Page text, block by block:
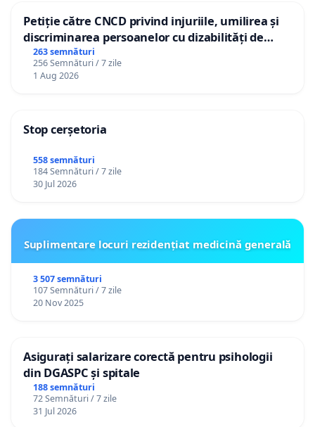
Petiție către CNCD privind injuriile, umilirea și
discriminarea persoanelor cu dizabilități de
către utilizatorul TikTok „Gorici”
263 semnături
256 Semnături / 7 zile
1 Aug 2026
Stop cerșetoria
558 semnături
184 Semnături / 7 zile
30 Jul 2026
Suplimentare locuri rezidențiat medicină generală
3 507 semnături
107 Semnături / 7 zile
20 Nov 2025
Asigurați salarizare corectă pentru psihologii
din DGASPC și spitale
188 semnături
72 Semnături / 7 zile
31 Jul 2026